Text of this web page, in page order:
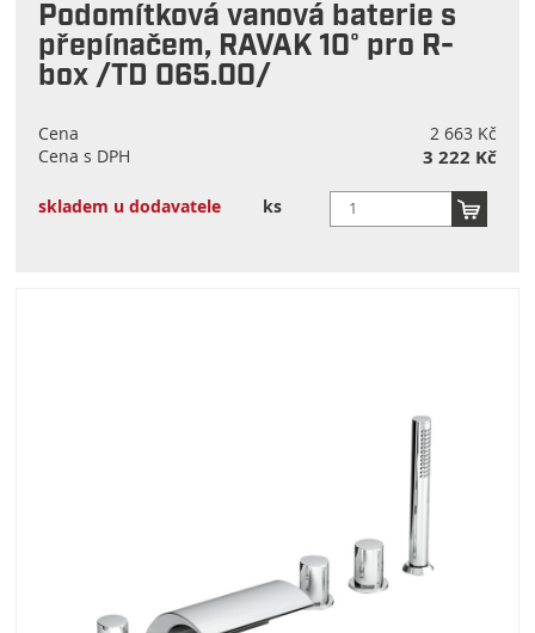
Podomítková vanová baterie s
přepínačem, RAVAK 10° pro R-
box /TD 065.00/
Cena
2 663 Kč
Cena s DPH
3 222 Kč
skladem u dodavatele ks